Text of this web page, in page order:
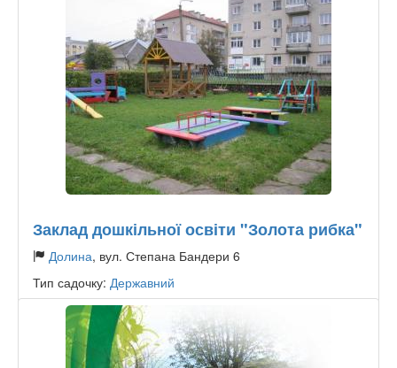
Заклад дошкільної освіти "Золота рибка"
Долина, вул. Степана Бандери 6
Тип садочку: Державний